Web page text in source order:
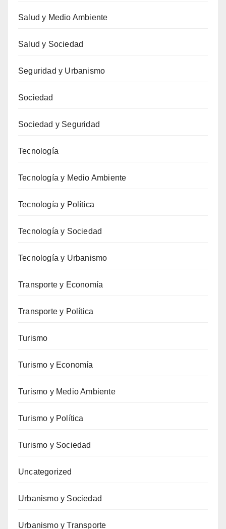
Salud y Medio Ambiente
Salud y Sociedad
Seguridad y Urbanismo
Sociedad
Sociedad y Seguridad
Tecnología
Tecnología y Medio Ambiente
Tecnología y Política
Tecnología y Sociedad
Tecnología y Urbanismo
Transporte y Economía
Transporte y Política
Turismo
Turismo y Economía
Turismo y Medio Ambiente
Turismo y Política
Turismo y Sociedad
Uncategorized
Urbanismo y Sociedad
Urbanismo y Transporte